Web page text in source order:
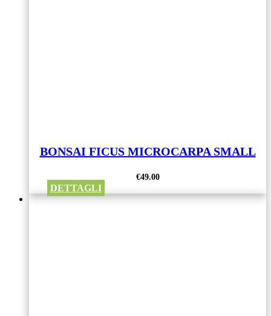
BONSAI FICUS MICROCARPA SMALL
€49.00
DETTAGLI